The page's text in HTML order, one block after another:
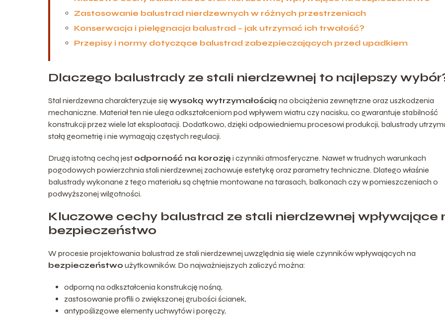
Zastosowanie balustrad nierdzewnych w różnych przestrzeniach
Konserwacja i pielęgnacja balustrad – jak utrzymać ich trwałość?
Przepisy i normy dotyczące balustrad zabezpieczających przed upadkiem
Dlaczego balustrady ze stali nierdzewnej to najlepszy
Stal nierdzewna charakteryzuje się wysoką wytrzymałością na obciążenia zewnętrzne oraz uszkodzenia
mechaniczne. Materiał ten nie ulega odkształceniom pod wpływem wiatru czy nacisku, co gwarantuje stabilność
konstrukcji przez wiele lat eksploatacji. Dodatkowo, dzięki odpowiedniemu procesowi produkcji, balustrady
stałą geometrię i nie wymagają częstych regulacji.
Drugą istotną cechą jest odporność na korozjęi czynniki atmosferyczne. Nawet w trudnych warunkach
pogodowych powierzchnia stali nierdzewnej zachowuje estetykę oraz parametry techniczne. Dlatego właśnie
balustrady wykonane z tego materiału są chętnie montowane na tarasach, balkonach czy w pomieszczeniach o
podwyższonej wilgotności.
Kluczowe cechy balustrad ze stali nierdzewnej wpływające
bezpieczeństwo
W procesie projektowania balustrad ze stali nierdzewnej uwzględnia się wiele czynników wpływających na
bezpieczeństwo użytkowników. Do najważniejszych zaliczyć można:
odporną na odkształcenia konstrukcję nośną,
zastosowanie profili o zwiększonej grubości ścianek,
antypoślizgowe elementy uchwytów i poręczy,